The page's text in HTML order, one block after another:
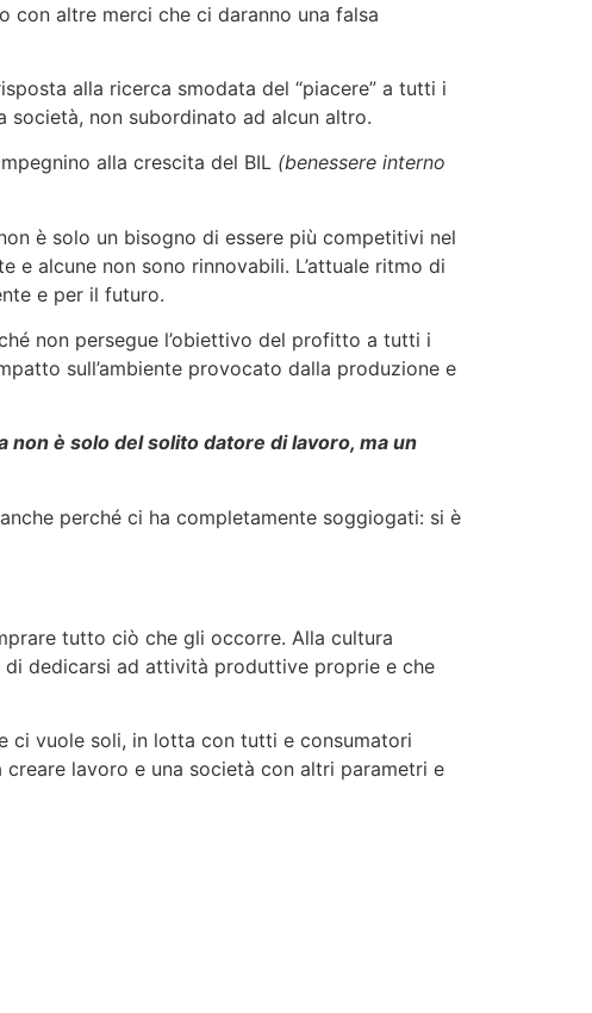
con altre merci che ci daranno una falsa
alla ricerca smodata del “piacere” a tutti i
società, non subordinato ad alcun altro.
alla crescita del BIL (benessere interno
è solo un bisogno di essere più competitivi nel
e alcune non sono rinnovabili. L’attuale ritmo di
e per il futuro.
non persegue l’obiettivo del profitto a tutti i
sull’ambiente provocato dalla produzione e
è solo del solito datore di lavoro, ma un
perché ci ha completamente soggiogati: si è
tutto ciò che gli occorre. Alla cultura
di dedicarsi ad attività produttive proprie e che
ci vuole soli, in lotta con tutti e consumatori
lavoro e una società con altri parametri e